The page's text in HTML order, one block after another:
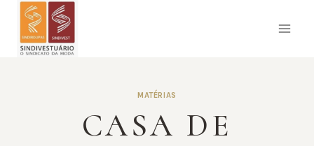
Pular
MATÉRIAS
CASA DE